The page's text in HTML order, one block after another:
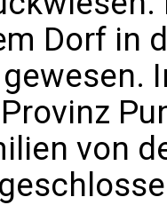
Dorf in
gewesen.
von